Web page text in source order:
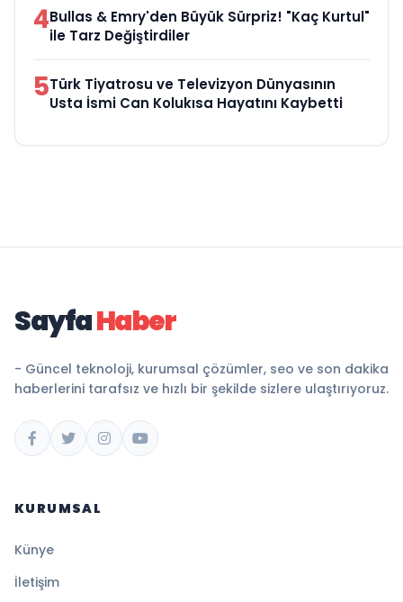
4Bullas & Emry'den Büyük Sürpriz! "Kaç Kurtul"
ile Tarz Değiştirdiler
5Türk Tiyatrosu ve Televizyon Dünyasının
Usta İsmi Can Kolukısa Hayatını Kaybetti
SayfaHaber
- Güncel teknoloji, kurumsal çözümler, seo ve son dakika
haberlerini tarafsız ve hızlı bir şekilde sizlere ulaştırıyoruz.
KURUMSAL
Künye
İletişim